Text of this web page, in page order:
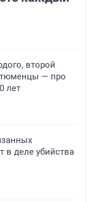
второй
тюменцы — про
лет
в деле убийства